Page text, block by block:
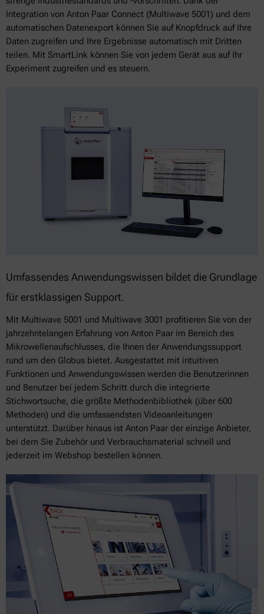
Integration von Anton Paar Connect (Multiwave 5001) und dem
automatischen Datenexport können Sie auf Knopfdruck auf Ihre
Daten zugreifen und Ihre Ergebnisse automatisch mit Dritten
teilen. Mit SmartLink können Sie von jedem Gerät aus auf Ihr
Experiment zugreifen und es steuern.
Umfassendes Anwendungswissen bildet die Grundlage
für erstklassigen Support.
Mit Multiwave 5001 und Multiwave 3001 profitieren Sie von der
jahrzehntelangen Erfahrung von Anton Paar im Bereich des
Mikrowellenaufschlusses, die Ihnen der Anwendungssupport
rund um den Globus bietet. Ausgestattet mit intuitiven
Funktionen und Anwendungswissen werden die Benutzerinnen
und Benutzer bei jedem Schritt durch die integrierte
Stichwortsuche, die größte Methodenbibliothek (über 600
Methoden) und die umfassendsten Videoanleitungen
unterstützt. Darüber hinaus ist Anton Paar der einzige Anbieter,
bei dem Sie Zubehör und Verbrauchsmaterial schnell und
jederzeit im Webshop bestellen können.